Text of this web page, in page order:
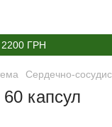
ГРН
Сердечно-
капсул